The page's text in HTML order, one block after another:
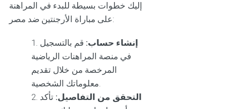
إليك خطوات بسيطة للبدء في المراهنة
على مباراة الأرجنتين ضد مصر:
إنشاء حساب: قم بالتسجيل
في منصة المراهنات الرياضية
المرخصة من خلال تقديم
معلوماتك الشخصية.
التحقق من التفاصيل: تأكد